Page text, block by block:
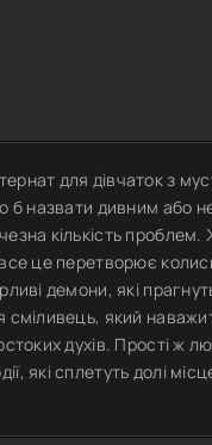
для дівчаток з
б назвати дивним або
кількість
це перетворює
демони, які
який
духів. Прості ж
які сплетуть долі